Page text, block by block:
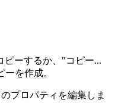
ピーするか、"コピー...
を作成。
プロパティを編集しま